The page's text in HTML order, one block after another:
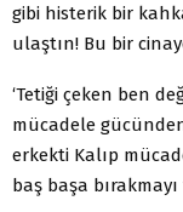
gibi histerik bir
ulaştın! Bu bir
‘Tetiği çeken ben
mücadele
erkekti Kalıp
baş başa